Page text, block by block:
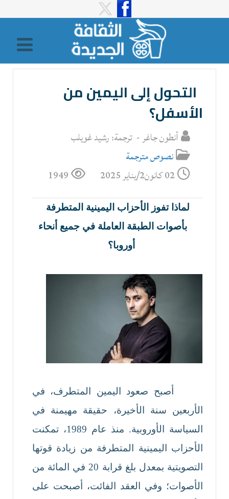
التحول إلى اليمين من
الأسفل؟
أنطون جاغر - ترجمة: رشيد غويلب
نصوص مترجمة
02 كانون2/يناير 2025
1949
لماذا تفوز الأحزاب اليمينية المتطرفة
بأصوات الطبقة العاملة في جميع أنحاء
أوروبا؟
أصبح صعود اليمين المتطرف، في
الأربعين سنة الأخيرة، حقيقة مهيمنة في
السياسة الأوروبية. منذ عام 1989، تمكنت
الأحزاب اليمينية المتطرفة من زيادة قوتها
التصويتية بمعدل بلغ قرابة 20 في المائة من
الأصوات؛ وفي العقد الفائت، أصبحت على